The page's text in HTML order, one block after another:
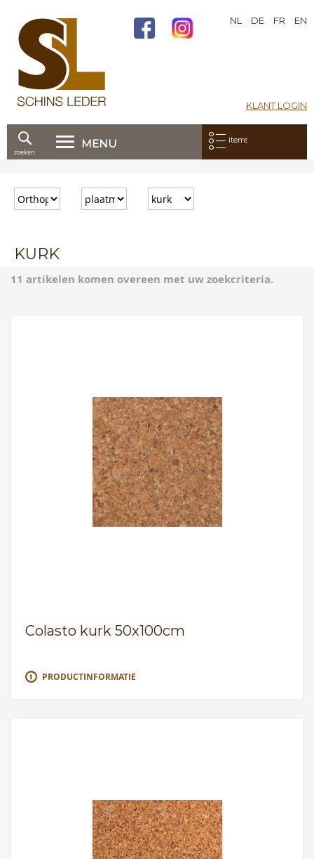
KLANT LOGIN
NL DE FR EN
MENU Mijn bestelling:
items
door
naar
zoeken
KURK
11 artikelen komen overeen met uw zoekcriteria.
Colasto kurk 50x100cm
PRODUCTINFORMATIE